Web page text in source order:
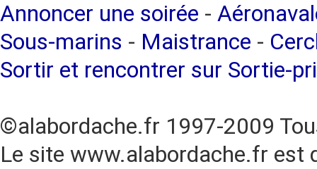
Annoncer une soirée -
Sous-marins - Maistrance -
Sortir et rencontrer sur Sortie-
©alabordache.fr 1997-2009
Le site www.alabordache.fr est